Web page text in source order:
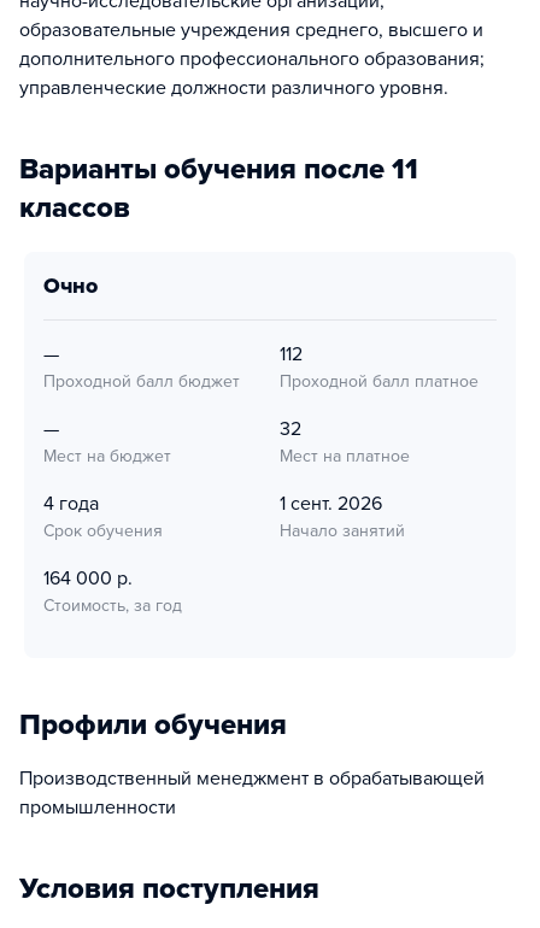
образовательные учреждения среднего, высшего и
дополнительного профессионального образования;
управленческие должности различного уровня.
Варианты обучения после 11
классов
очно
—
Проходной балл бюджет
112
Проходной балл платное
—
Мест на бюджет
32
Мест на платное
4 года
Срок обучения
1 сент. 2026
Начало занятий
164 000 р.
Стоимость, за год
Профили обучения
Производственный менеджмент в обрабатывающей
промышленности
Условия поступления